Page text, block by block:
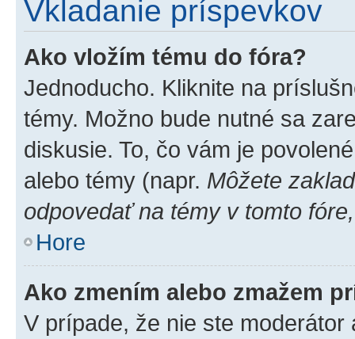
Vkladanie príspevkov
Ako vložím tému do fóra?
Jednoducho. Kliknite na
témy. Možno bude nutné sa
diskusie. To, čo vám je
alebo témy (napr. Môžete
odpovedať na témy v tomto
Hore
Ako zmením alebo zmažem
V prípade, že nie ste